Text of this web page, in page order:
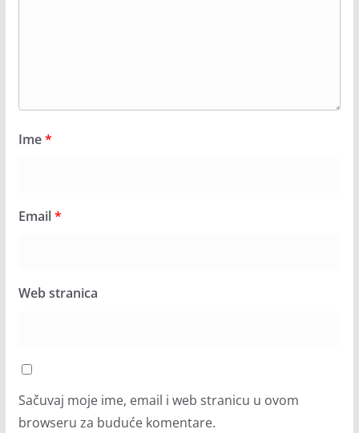
Ime*
Email*
Web stranica
Sačuvaj moje ime, email i web stranicu u ovom
browseru za buduće komentare.